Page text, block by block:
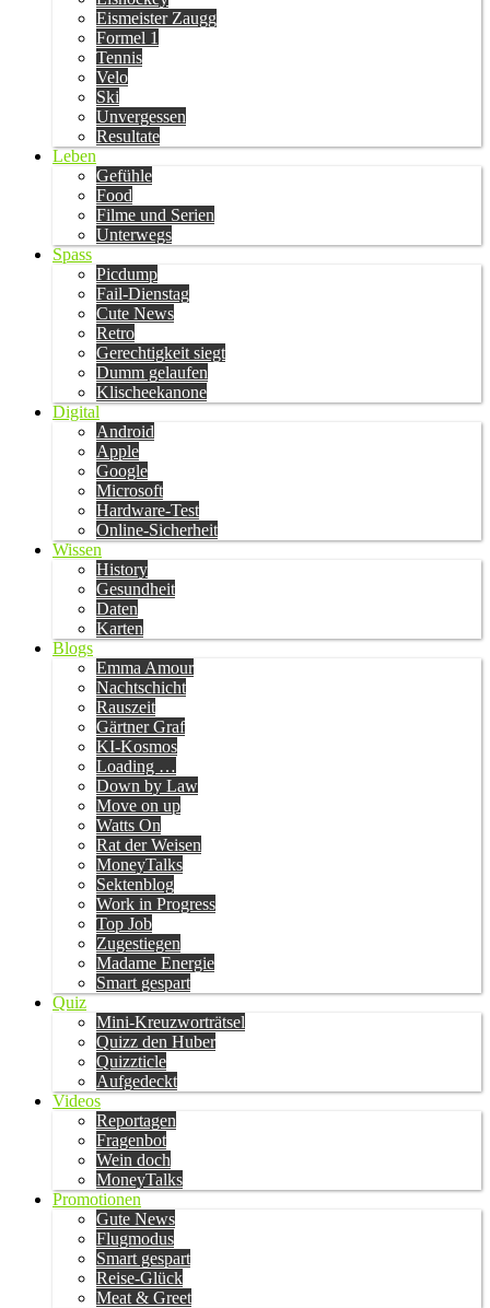
Eismeister Zaugg
Formel 1
Tennis
Velo
Ski
Unvergessen
Resultate
Leben
Gefühle
Food
Filme und Serien
Unterwegs
Spass
Picdump
Fail-Dienstag
Cute News
Retro
Gerechtigkeit siegt
Dumm gelaufen
Klischeekanone
Digital
Android
Apple
Google
Microsoft
Hardware-Test
Online-Sicherheit
Wissen
History
Gesundheit
Daten
Karten
Blogs
Emma Amour
Nachtschicht
Rauszeit
Gärtner Graf
KI-Kosmos
Loading …
Down by Law
Move on up
Watts On
Rat der Weisen
MoneyTalks
Sektenblog
Work in Progress
Top Job
Zugestiegen
Madame Energie
Smart gespart
Quiz
Mini-Kreuzworträtsel
Quizz den Huber
Quizzticle
Aufgedeckt
Videos
Reportagen
Fragenbot
Wein doch
MoneyTalks
Promotionen
Gute News
Flugmodus
Smart gespart
Reise-Glück
Meat & Greet